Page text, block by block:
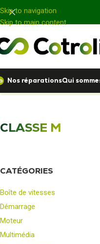
Panneau de gestion des cookies
Skip to navigation
Skip to main content
Nos réparationsQui
CLASSE M
CATÉGORIES
Boîte de vitesses
Démarrage
Moteur
Multimédia